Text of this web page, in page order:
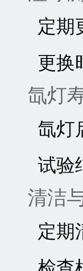
定期
更换
氙灯
氙灯
试验
清洁
定期